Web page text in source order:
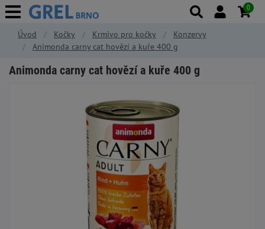
Úvod Kočky Krmivo pro kočky
Konzervy
Animonda carny cat hovězí a kuře 400 g
Animonda carny cat hovězí a kuře 400 g
0